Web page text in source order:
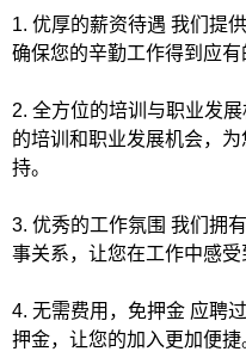
1. 优厚的薪资待遇 我们提
确保您的辛勤工作得到应有
2. 全方位的培训与职业发
的培训和职业发展机会，
持。
3. 优秀的工作氛围 我们拥
事关系，让您在工作中感受
4. 无需费用，免押金 应聘
押金，让您的加入更加便捷